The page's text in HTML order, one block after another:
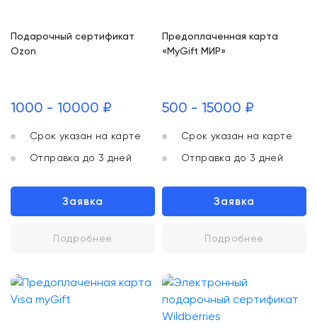
Подарочный сертификат
Ozon
1000 - 10000 ₽
Срок указан на карте
Отправка до 3 дней
Заявка
Подробнее
Предоплаченная карта
«MyGift МИР»
500 - 15000 ₽
Срок указан на карте
Отправка до 3 дней
Заявка
Подробнее